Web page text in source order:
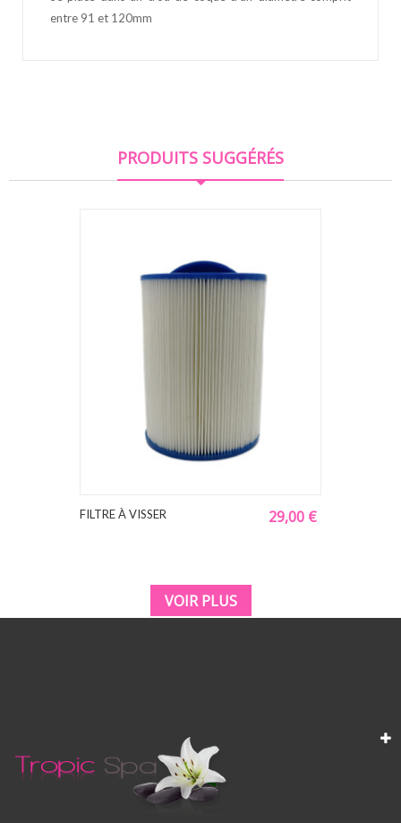
entre 91 et 120mm
PRODUITS SUGGÉRÉS
FILTRE À VISSER 29,00 €
VOIR PLUS